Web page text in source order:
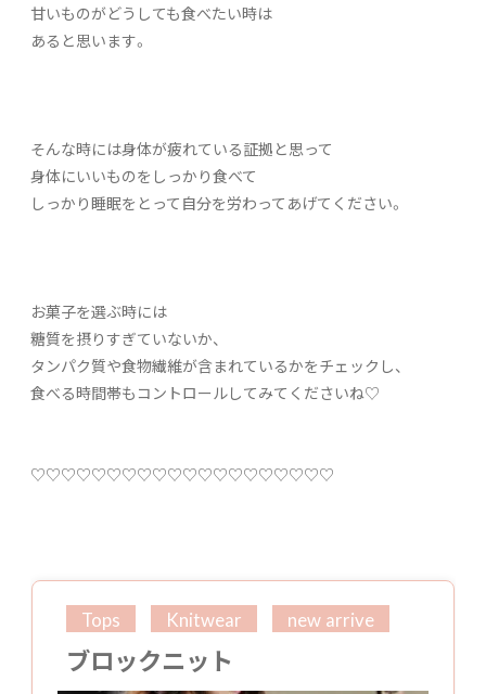
甘いものがどうしても食べたい時は
あると思います。
そんな時には身体が疲れている証拠と思って
身体にいいものをしっかり食べて
しっかり睡眠をとって自分を労わってあげてください。
お菓子を選ぶ時には
糖質を摂りすぎていないか、
タンパク質や食物繊維が含まれているかをチェックし、
食べる時間帯もコントロールしてみてくださいね♡
♡♡♡♡♡♡♡♡♡♡♡♡♡♡♡♡♡♡♡♡
Tops Knitwear new arrive
ブロックニット